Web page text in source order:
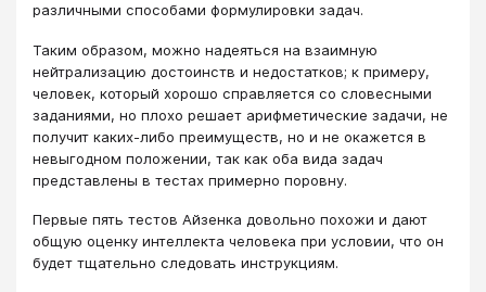
различными способами формулировки задач.
Таким образом, можно надеяться на взаимную
нейтрализацию достоинств и недостатков; к примеру,
человек, который хорошо справляется со словесными
заданиями, но плохо решает арифметические задачи, не
получит каких-либо преимуществ, но и не окажется в
невыгодном положении, так как оба вида задач
представлены в тестах примерно поровну.
Первые пять тестов Айзенка довольно похожи и дают
общую оценку интеллекта человека при условии, что он
будет тщательно следовать инструкциям.